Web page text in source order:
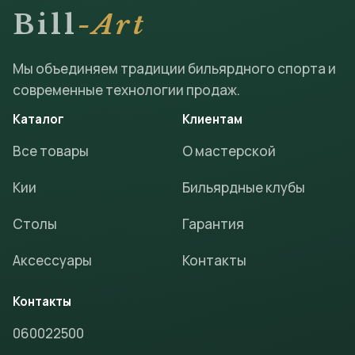
Bill-Art
Мы объединяем традиции бильярдного спорта и
современные технологии продаж.
Каталог
Все товары
Кии
Столы
Аксессуары
Клиентам
О мастерской
Бильярдные клубы
Гарантия
Контакты
Контакты
060022500